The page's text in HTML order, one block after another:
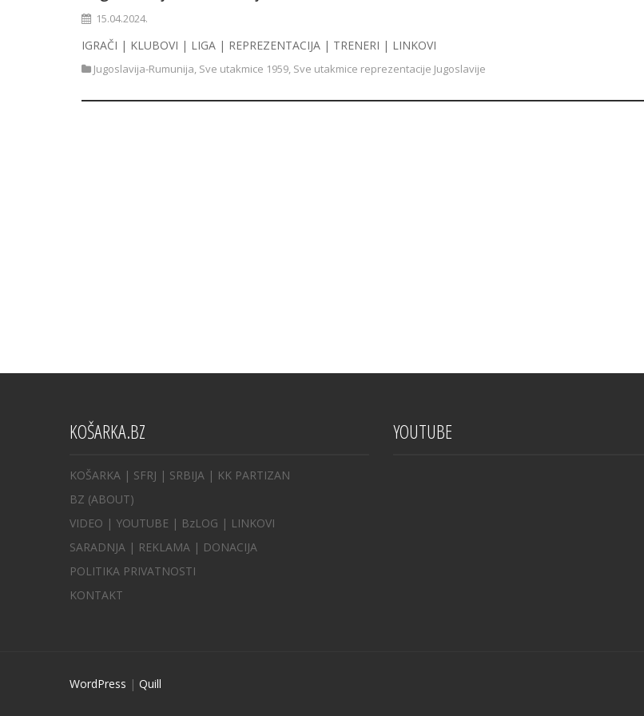
15.04.2024.
IGRAČI | KLUBOVI | LIGA | REPREZENTACIJA | TRENERI | LINKOVI
Jugoslavija-Rumunija, Sve utakmice 1959, Sve utakmice reprezentacije Jugoslavije
KOŠARKA.BZ
KOŠARKA | SFRJ | SRBIJA | KK PARTIZAN
BZ (ABOUT)
VIDEO | YOUTUBE | BzLOG | LINKOVI
SARADNJA | REKLAMA | DONACIJA
POLITIKA PRIVATNOSTI
KONTAKT
YOUTUBE
WordPress | Quill